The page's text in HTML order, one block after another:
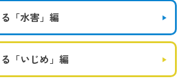
「水害」編
「いじめ」編